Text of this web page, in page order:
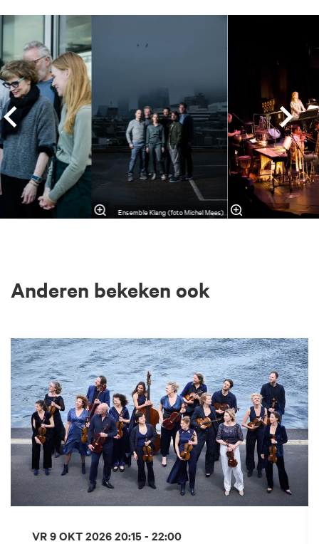
Overslaan
Ensemble Klang (foto Michel Mees)
Anderen bekeken ook
VR 9 OKT 202620:15 - 22:00